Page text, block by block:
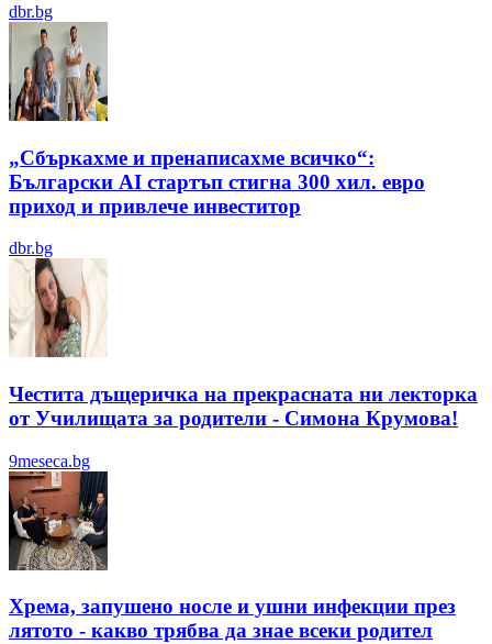
dbr.bg
„Сбъркахме и пренаписахме всичко“:
Български AI стартъп стигна 300 хил. евро
приход и привлече инвеститор
dbr.bg
Честита дъщеричка на прекрасната ни лекторка
от Училищата за родители - Симона Крумова!
9meseca.bg
Хрема, запушено носле и ушни инфекции през
лятотo - какво трябва да знае всеки родител